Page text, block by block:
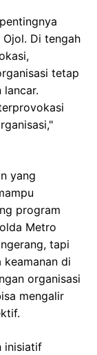
Di tengah
tetap
yang
program
Metro
tapi
keamanan di
organisasi
mengalir
inisiatif